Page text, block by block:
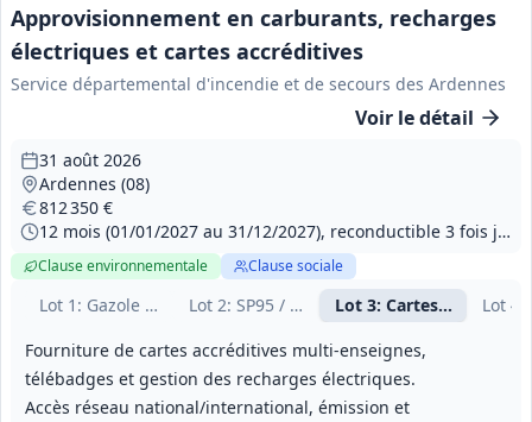
Approvisionnement en carburants, recharges
électriques et cartes accréditives
Service départemental d'incendie et de secours des Ardennes
Voir le détail
Lot 1 : Gazole en vracLot 2: SP95 / SP98 en vrac
Lot 3: Cartes Lot 4
Fourniture de cartes accréditives multi‑enseignes,
télébadges et gestion des recharges électriques.
Accès réseau national/international, émission et
31 août 2026
Ardennes (08)
812 350 €
12 mois (01/01/2027 au 31/12/2027), reconductible 3 fois jusqu'au 31/12/2030
Clause environnementale Clause sociale